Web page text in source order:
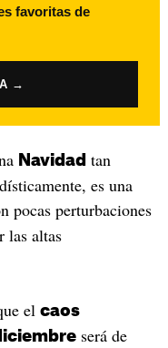
favoritas de
→
Navidad tan
es una
pocas perturbaciones
las altas
el caos
será de